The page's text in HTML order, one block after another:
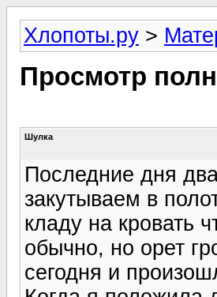
Хлопоты.ру >
Просмотр
Шулка
Последние дня
закутываем в
кладу на кровать
обычно, но орет
сегодня и